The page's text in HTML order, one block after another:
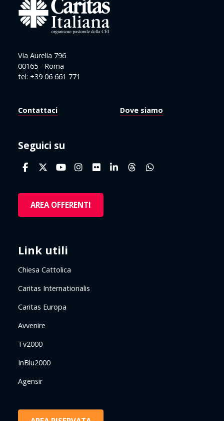
Via Aurelia 796
00165 - Roma
tel: +39 06 661 771
Contattaci Dove siamo
Seguici su
AREA OFFERENTI
Link utili
Chiesa Cattolica
Caritas Internationalis
Caritas Europa
Avvenire
Tv2000
InBlu2000
Agensir